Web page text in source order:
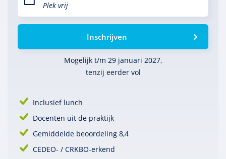
Plek vrij
Inschrijven
Mogelijk t/m 29 januari 2027,
tenzij eerder vol
Inclusief lunch
Docenten uit de praktijk
Gemiddelde beoordeling 8,4
CEDEO- / CRKBO-erkend